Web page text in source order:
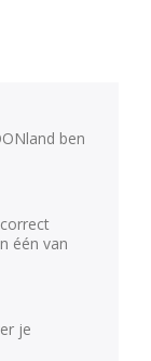
ben
één van
je